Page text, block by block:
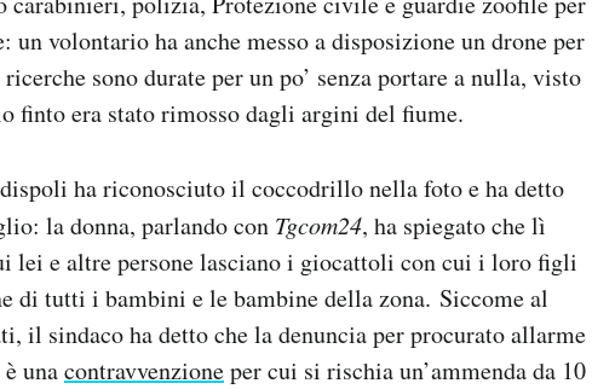
volontario ha anche messo a disposizione un drone per
sono durate per un po’ senza portare a nulla, visto
finto era stato rimosso dagli argini del fiume.
ha riconosciuto il coccodrillo nella foto e ha detto
la donna, parlando con Tgcom24, ha spiegato che lì
lei e altre persone lasciano i giocattoli con cui i loro figli
di tutti i bambini e le bambine della zona. Siccome al
il sindaco ha detto che la denuncia per procurato allarme
unacontravvenzioneper cui si rischia un’ammenda da 10